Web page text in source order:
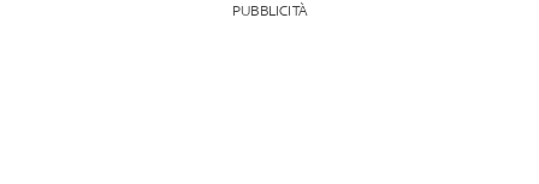
PUBBLICITÀ